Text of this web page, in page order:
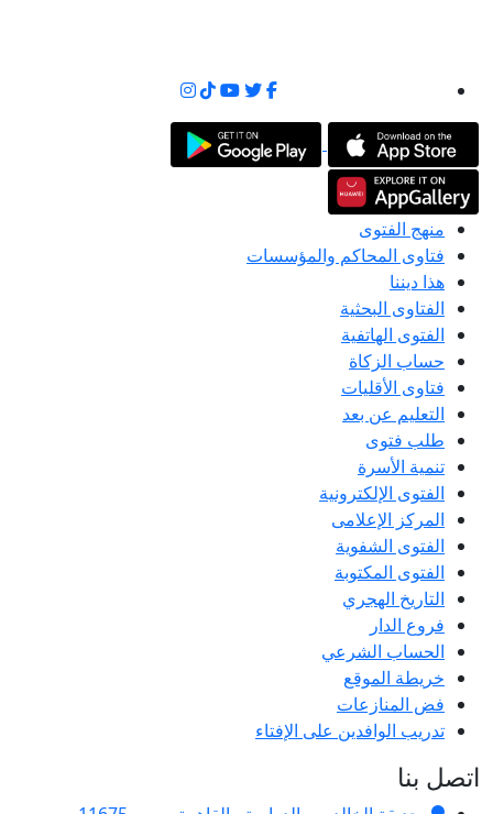
منهج الفتوى
فتاوى المحاكم والمؤسسات
هذا ديننا
الفتاوى البحثية
الفتوى الهاتفية
حساب الزكاة
فتاوى الأقليات
التعليم عن بعد
طلب فتوى
تنمية الأسرة
الفتوى الإلكترونية
المركز الإعلامى
الفتوى الشفوية
الفتوى المكتوبة
التاريخ الهجري
فروع الدار
الحساب الشرعي
خريطة الموقع
فض المنازعات
تدريب الوافدين على الإفتاء
اتصل بنا